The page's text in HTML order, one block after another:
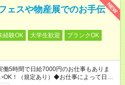
NEW
ェスや物産展でのお手伝
経験OK 大学生歓迎
ブランクOK
5時間で日給7000円のお仕事もありま
！（規定あり）◆お仕事によって日給も